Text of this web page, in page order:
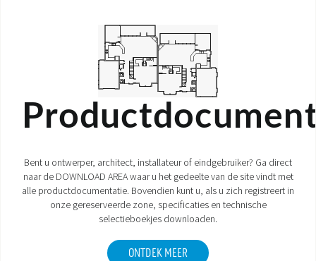
Bent u ontwerper, architect, installateur of eindgebruiker? Ga direct
naar de DOWNLOAD AREA waar u het gedeelte van de site vindt met
alle productdocumentatie. Bovendien kunt u, als u zich registreert in
onze gereserveerde zone, specificaties en technische
selectieboekjes downloaden.
ONTDEK MEER